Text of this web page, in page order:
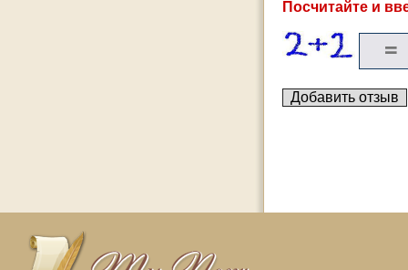
Посчитайте и